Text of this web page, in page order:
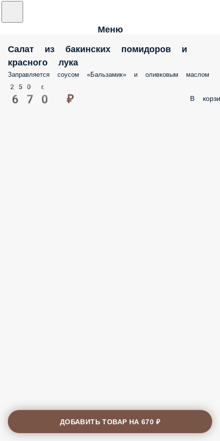
Меню
Салат из бакинских помидоров и
красного лука
Заправляется соусом «Бальзамик» и оливковым маслом
250 г.
670 ₽ В
ДОБАВИТЬ ТОВАР НА670 ₽